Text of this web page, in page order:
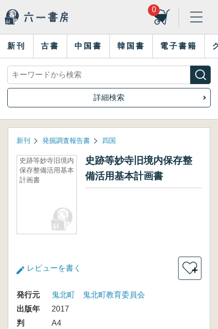
0
新刊 古書 中国書 韓国書 電子書籍
詳細検索
新刊 発掘調査報告書 四国
史跡等妙寺旧境内
保存整備活用基本
計画書
史跡等妙寺旧境内保存整
備活用基本計画書
レビューを書く ＋
発行元
鬼北町 鬼北町教育委員会
出版年
2017
判
A4